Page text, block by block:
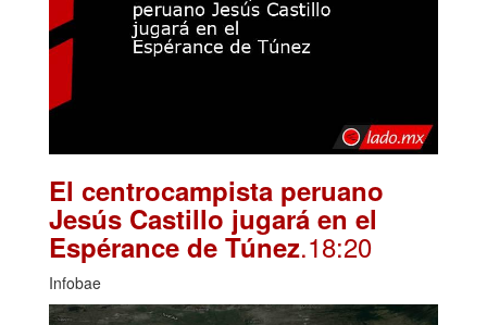
El centrocampista peruano
Jesús Castillo jugará en el
Espérance de Túnez.18:20
Infobae